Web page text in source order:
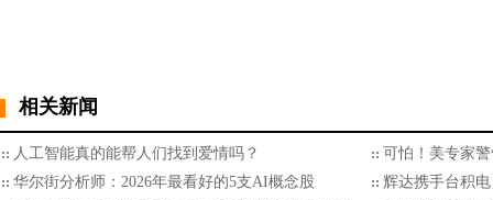
相关新闻
人工智能真的能帮人们找到爱情吗？
可怕！美专家
华尔街分析师：2026年最看好的5支AI概念股
辉达携手台积